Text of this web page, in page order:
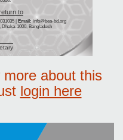
to
| Email: info@bea-bd.org
1000, Bangladesh
about this
login here